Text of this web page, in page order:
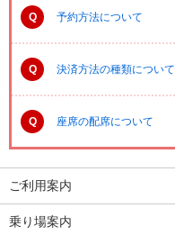
Q 予約方法について
Q 決済方法の種類について
Q 座席の配席について
ご利用案内
乗り場案内